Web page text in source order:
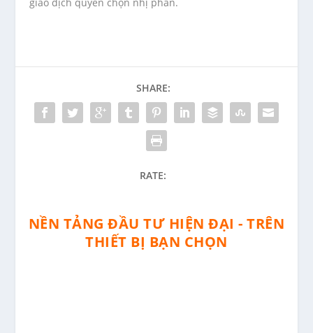
SHARE:
RATE:
NỀN TẢNG ĐẦU TƯ HIỆN ĐẠI - TRÊN
THIẾT BỊ BẠN CHỌN